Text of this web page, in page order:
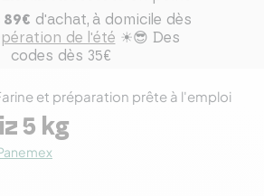
89€ d'achat, à domicile dès
de l'été ☀😎 Des
codes dès 35€
et préparation prête à l'emploi
5 kg